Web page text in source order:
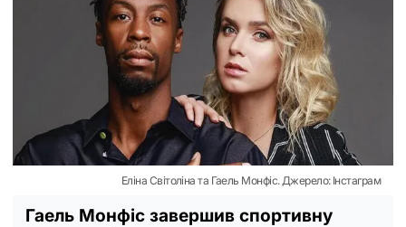
Еліна Світоліна та Гаель Монфіс. Джерело: Інстаграм
Гаель Монфіс завершив спортивну